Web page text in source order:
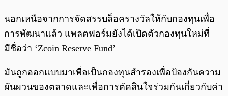
นอกเหนือจากการจัดสรรบล็อครางวัลให้กับกองทุนเพื่อ
การพัฒนาแล้ว แพลตฟอร์มยังได้เปิดตัวกองทุนใหม่ที่
มีชื่อว่า ‘Zcoin Reserve Fund’
มันถูกออกแบบมาเพื่อเป็นกองทุนสำรองเพื่อป้องกันความ
ผันผวนของตลาดและเพื่อการตัดสินใจร่วมกันเกี่ยวกับค่า